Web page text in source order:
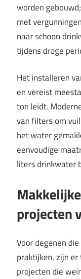
worden
met
naar schoon
tijdens droge
Het installeren
en vereist
ton leidt.
van filters om
het water
eenvoudige
liters drinkwater
projecten
Voor degenen
praktijken, zijn
projecten die